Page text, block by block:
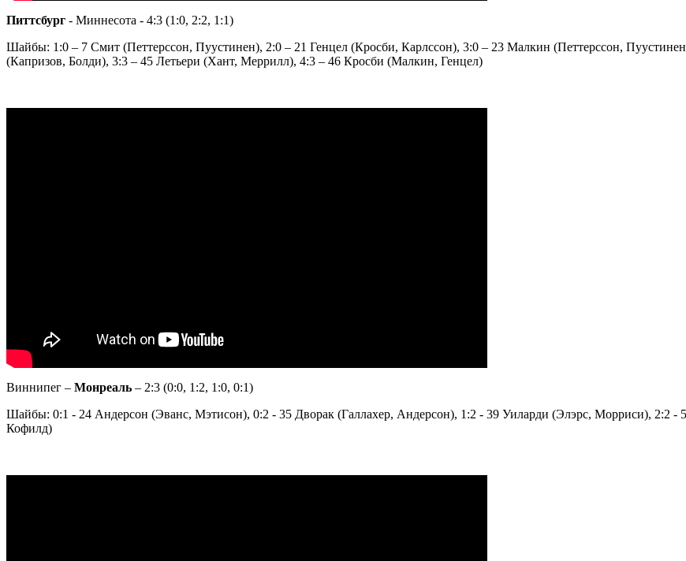
Питтсбург - Миннесота - 4:3 (1:0, 2:2, 1:1)
Шайбы: 1:0 – 7 Смит (Петтерссон, Пуустинен), 2:0 – 21 Генцел (Кросби, Карлссон), 3:0 – 23 Малкин (Петтерссон,
(Капризов, Болди), 3:3 – 45 Летьери (Хант, Меррилл), 4:3 – 46 Кросби (Малкин, Генцел)
Виннипег – Монреаль – 2:3 (0:0, 1:2, 1:0, 0:1)
Шайбы: 0:1 - 24 Андерсон (Эванс, Мэтисон), 0:2 - 35 Дворак (Галлахер, Андерсон), 1:2 - 39 Уиларди (Элэрс, Морриси), 2:2 -
Кофилд)